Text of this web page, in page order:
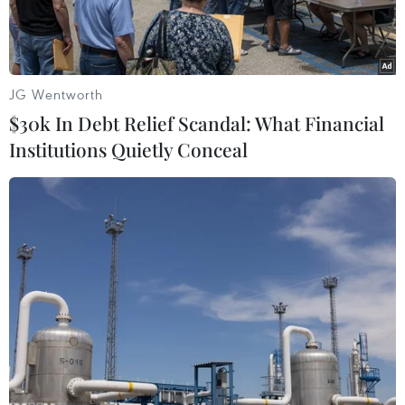
Cảm xúc của y, bác sỹ và công dân lúc chia tay sau khi hoàn
thành thời gian cách ly y tế. (Ảnh: Thanh Hải/TTXVN)
Theo Ban chỉ đạo quốc gia phòng, chống dịch
COVID-19, tính đến 6 giờ ngày 25/10, Việt Nam
có tổng cộng 691 ca mắc COVID-19 do lây nhiễm
trong nước, trong đó số lượng ca mắc mới tính
JG Wentworth
$30k In Debt Relief Scandal: What Financial
Institutions Quietly Conceal